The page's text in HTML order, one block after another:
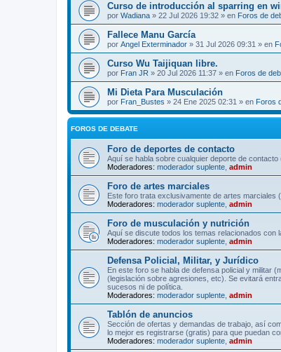
Curso de introducción al sparring en
por Wadiana » 22 Jul 2026 19:32 » en Foros de
Fallece Manu García
por Angel Exterminador » 31 Jul 2026 09:31 » en
Curso Wu Taijiquan libre.
por Fran JR » 20 Jul 2026 11:37 » en Foros de
Mi Dieta Para Musculación
por Fran_Bustes » 24 Ene 2025 02:31 » en Foros
FOROS DE DEBATE
Foro de deportes de contacto
Aquí se habla sobre cualquier deporte de
Moderadores: moderador suplente admin
Foro de artes marciales
Este foro trata exclusivamente de artes
Moderadores: moderador suplente admin
Foro de musculación y nutrición
Aquí se discute todos los temas relacionados con
Moderadores: moderador suplente admin
Defensa Policial, Militar, y Jurídico
En este foro se habla de defensa policial y militar
(legislación sobre agresiones, etc). Se evitará
sucesos ni de política.
Moderadores: moderador suplente admin
Tablón de anuncios
Sección de ofertas y demandas de trabajo, así
lo mejor es registrarse (gratis) para que puedan
Moderadores: moderador suplente admin